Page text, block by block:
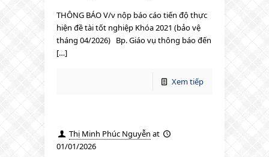
THÔNG BÁO V/v nộp báo cáo tiến độ thực
hiện đề tài tốt nghiệp Khóa 2021 (bảo vệ
tháng 04/2026) Bp. Giáo vụ thông báo đến
[…]
Xem tiếp
Thị Minh Phúc Nguyễn at
01/01/2026